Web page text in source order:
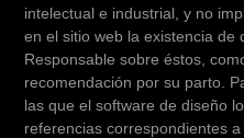
intelectual e industrial, y no
en el sitio web la existencia de
Responsable sobre éstos,
recomendación por su parto.
las que el software de diseño
referencias correspondientes